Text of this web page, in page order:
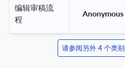
编辑审稿流
程
请参阅另外 4 个类